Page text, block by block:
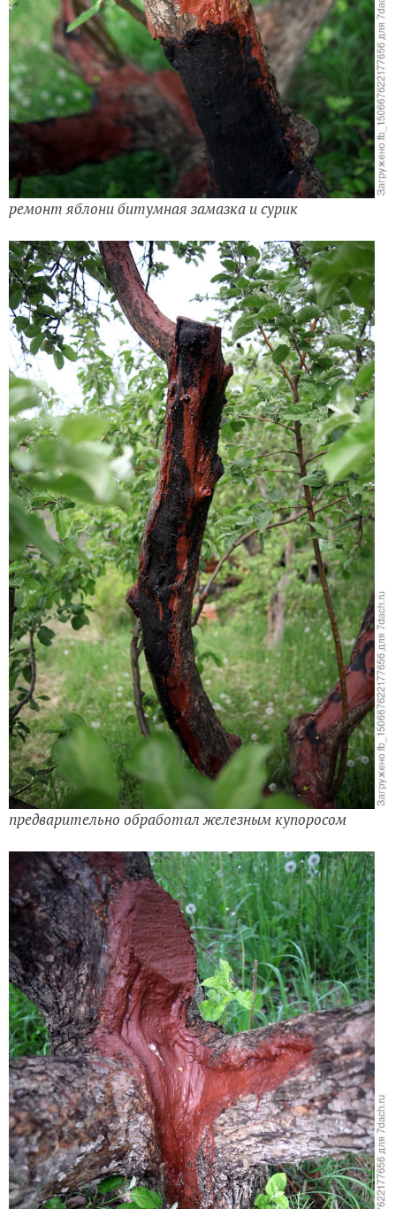
ремонт яблони битумная замазка и сурик
предварительно обработал железным купоросом